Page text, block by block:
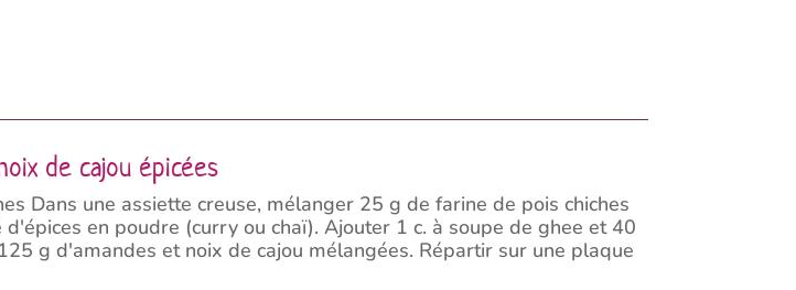
de cajou épicées
Dans une assiette creuse, mélanger 25 g de farine de pois chiches
d'épices en poudre (curry ou chaï). Ajouter 1 c. à soupe de ghee et 40
g d'amandes et noix de cajou mélangées. Répartir sur une plaque